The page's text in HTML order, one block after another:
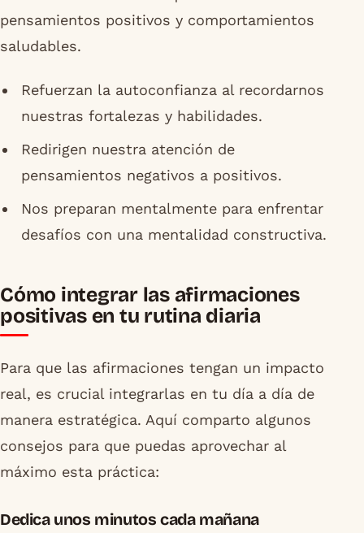
pensamientos positivos y comportamientos
saludables.
Refuerzan la autoconfianza al recordarnos
nuestras fortalezas y habilidades.
Redirigen nuestra atención de
pensamientos negativos a positivos.
Nos preparan mentalmente para enfrentar
desafíos con una mentalidad constructiva.
Cómo integrar las afirmaciones
positivas en tu rutina diaria
Para que las afirmaciones tengan un impacto
real, es crucial integrarlas en tu día a día de
manera estratégica. Aquí comparto algunos
consejos para que puedas aprovechar al
máximo esta práctica:
Dedica unos minutos cada mañana